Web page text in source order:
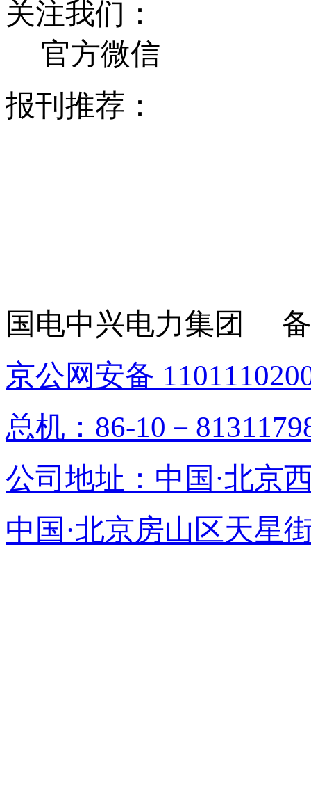
关注我们：
官方微信
报刊推荐：
国电中兴电力集团
京公网安备
总机：86-10－
公司地址：中国·北京
中国·北京房山区天星